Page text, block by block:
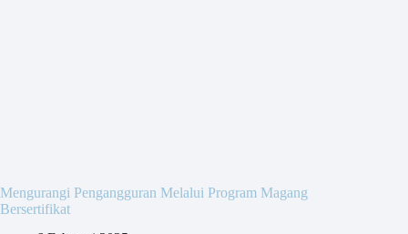
Mengurangi Pengangguran Melalui Program Magang
Bersertifikat